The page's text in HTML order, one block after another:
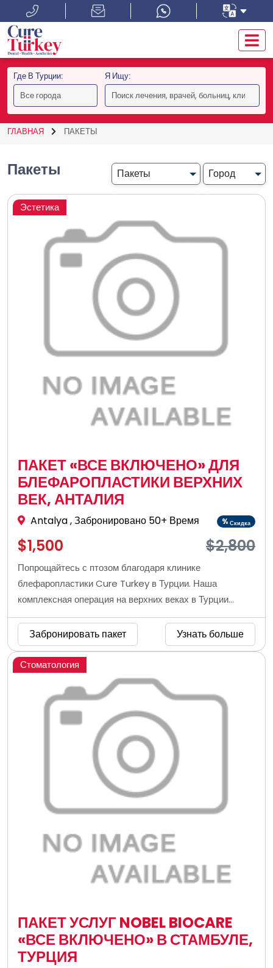
Где В Турции: Я Ищу:
ГЛАВНАЯ ПАКЕТЫ
Пакеты
Эстетика
ПАКЕТ «ВСЕ ВКЛЮЧЕНО» ДЛЯ
БЛЕФАРОПЛАСТИКИ ВЕРХНИХ
ВЕК, АНТАЛИЯ
Antalya, Забронировано 50+ Время %Скидка
$1,500 $2,800
Попрощайтесь с птозом благодаря клинике
блефаропластики Cure Turkey в Турции. Наша
комплексная операция на верхних веках в Турции
включает в себя профессиональную хирургию,
роскошный комфорт, индивидуальный уход и
дополнительные скидки. Воспользуйтесь
преимуществами прямо сейчас!
Забронировать пакет Узнать больше
Стоматология
ПАКЕТ УСЛУГ NOBEL BIOCARE
«ВСЕ ВКЛЮЧЕНО» В СТАМБУЛЕ,
ТУРЦИЯ